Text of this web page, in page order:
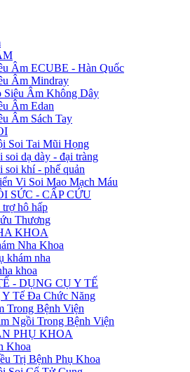
Âm ECUBE - Hàn Quốc
Âm Mindray
Siêu Âm Không Dây
Âm Edan
Âm Sách Tay
Soi Tai Mũi Họng
soi dạ dày - đại tràng
soi khí - phế quản
Vi Soi Mao Mạch Máu
SỨC - CẤP CỨU
hô hấp
Thương
KHOA
Nha Khoa
khám nha
khoa
- DỤNG CỤ Y TẾ
Y Tế Đa Chức Năng
Trong Bệnh Viện
Ngồi Trong Bệnh Viện
PHỤ KHOA
Khoa
Trị Bệnh Phụ Khoa